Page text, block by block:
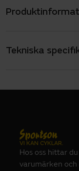
Tekniska
VI KAN CYKLAR.
Hos oss hittar
varumärken och